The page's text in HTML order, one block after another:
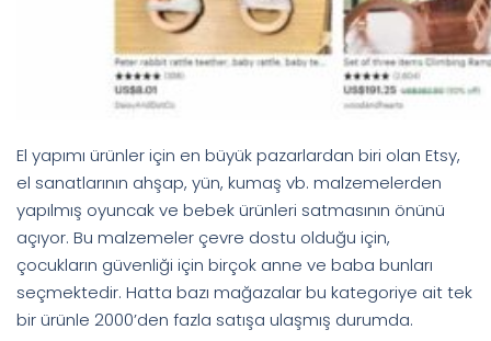
El yapımı ürünler için en büyük pazarlardan biri olan Etsy,
el sanatlarının ahşap, yün, kumaş vb. malzemelerden
yapılmış oyuncak ve bebek ürünleri satmasının önünü
açıyor. Bu malzemeler çevre dostu olduğu için,
çocukların güvenliği için birçok anne ve baba bunları
seçmektedir. Hatta bazı mağazalar bu kategoriye ait tek
bir ürünle 2000’den fazla satışa ulaşmış durumda.